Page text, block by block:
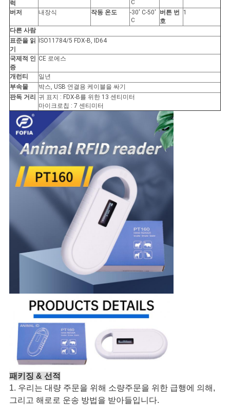
용
문
을
요
구
하
세
요
사
트
POLICY
럭
Ｃ
버저 내장식 작동 온도
-30' C-50'
Ｃ
버튼 번
호
1
다른 사람
표준을 읽
기
ISO11784/5 FDX-B, ID64
국제적 인
증
CE 로에스
개런티
일년
부속물
박스, USB 연결용 케이블을 싸기
판독 거리
귀 표지 : FDX-B를 위한 13 센티미터
마이크로칩 : 7 센티미터
패키징 & 선적
1. 우리는 대량 주문을 위해 소량주문을 위한 급행에 의해,
그리고 해로로 운송 방법을 받아들입니다.